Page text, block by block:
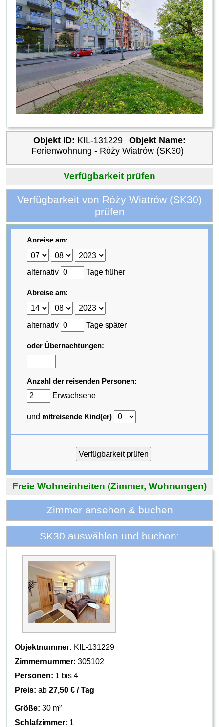
Objekt ID: KIL-131229
Objekt Name:
Ferienwohnung - Róży Wiatrów (SK30)
Verfügbarkeit prüfen
Verfügbarkeit von Róży Wiatrów (SK30)
prüfen
Anreise am:
alternativ Tage früher
Abreise am:
alternativ Tage später
oder Übernachtungen:
Anzahl der reisenden Personen:
Erwachsene
und mitreisende Kind(er)
Freie Wohneinheiten (Zimmer, Wohnungen)
Zimmer ansehen & buchen
SK30 auswählen und buchen:
Objektnummer: KIL-131229
Zimmernummer: 305102
Personen: 1 bis 4
Preis: ab27,50 € / Tag
Größe: 30 m²
Schlafzimmer: 1